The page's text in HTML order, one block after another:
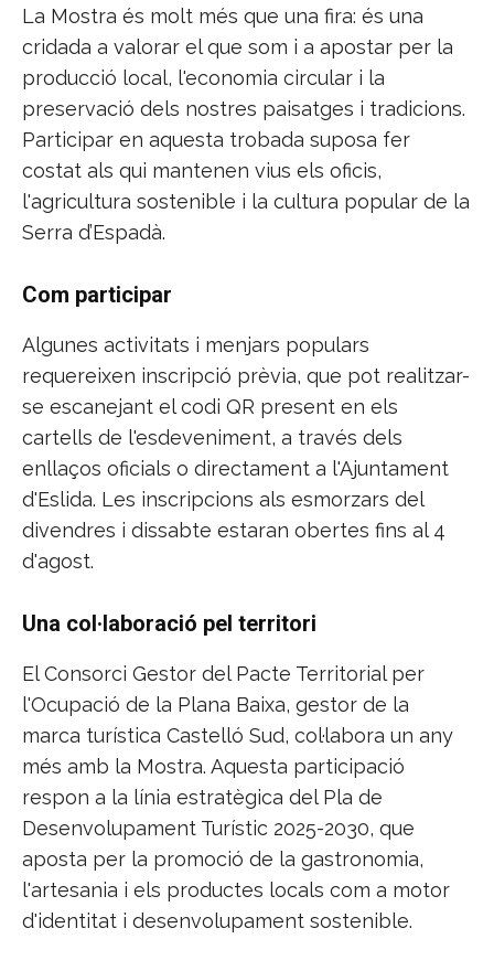
La Mostra és molt més que una fira: és una
cridada a valorar el que som i a apostar per la
producció local, l'economia circular i la
preservació dels nostres paisatges i tradicions.
Participar en aquesta trobada suposa fer
costat als qui mantenen vius els oficis,
l'agricultura sostenible i la cultura popular de la
Serra d’Espadà.
Com participar
Algunes activitats i menjars populars
requereixen inscripció prèvia, que pot realitzar-
se escanejant el codi QR present en els
cartells de l'esdeveniment, a través dels
enllaços oficials o directament a l'Ajuntament
d'Eslida. Les inscripcions als esmorzars del
divendres i dissabte estaran obertes fins al 4
d'agost.
Una col·laboració pel territori
El Consorci Gestor del Pacte Territorial per
l'Ocupació de la Plana Baixa, gestor de la
marca turística Castelló Sud, col·labora un any
més amb la Mostra. Aquesta participació
respon a la línia estratègica del Pla de
Desenvolupament Turístic 2025-2030, que
aposta per la promoció de la gastronomia,
l'artesania i els productes locals com a motor
d'identitat i desenvolupament sostenible.